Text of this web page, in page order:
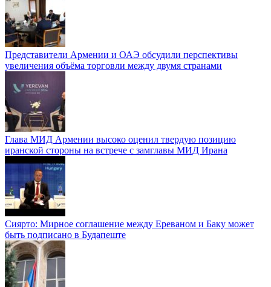
Представители Армении и ОАЭ обсудили перспективы
увеличения объёма торговли между двумя странами
Глава МИД Армении высоко оценил твердую позицию
иранской стороны на встрече с замглавы МИД Ирана
Сиярто: Мирное соглашение между Ереваном и Баку может
быть подписано в Будапеште